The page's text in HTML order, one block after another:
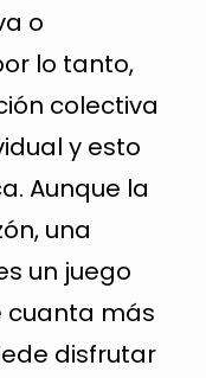
o
lo tanto,
colectiva
y esto
Aunque la
una
un juego
cuanta más
disfrutar